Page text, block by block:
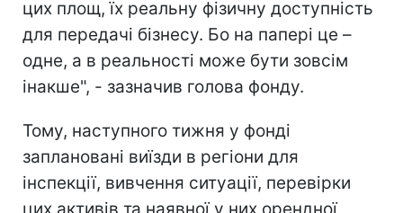
цих площ, їх реальну фізичну доступність
для передачі бізнесу. Бо на папері це –
одне, а в реальності може бути зовсім
інакше", - зазначив голова фонду.
Тому, наступного тижня у фонді
заплановані виїзди в регіони для
інспекції, вивчення ситуації, перевірки
цих активів та наявної у них орендної